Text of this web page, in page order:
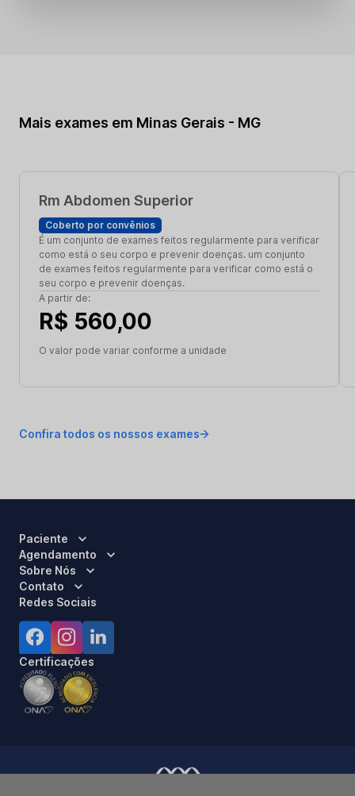
Mais exames em Minas Gerais - MG
Rm Abdomen Superior
Coberto por convênios
É um conjunto de exames feitos regularmente para verificar
como está o seu corpo e prevenir doenças. um conjunto
de exames feitos regularmente para verificar como está o
seu corpo e prevenir doenças.
A partir de:
R$ 560,00
O valor pode variar conforme a unidade
Confira todos os nossos exames
Paciente
Agendamento
Sobre Nós
Contato
Redes Sociais
Certificações